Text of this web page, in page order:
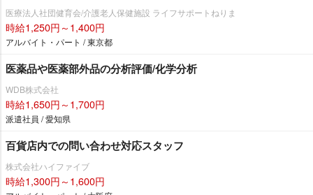
医療法人社団健育会/介護老人保健施設 ライフサポートねりま
時給1,250円～1,400円
アルバイト・パート / 東京都
医薬品や医薬部外品の分析評価/化学分析
WDB株式会社
時給1,650円～1,700円
派遣社員 / 愛知県
百貨店内での問い合わせ対応スタッフ
株式会社ハイファイブ
時給1,300円～1,600円